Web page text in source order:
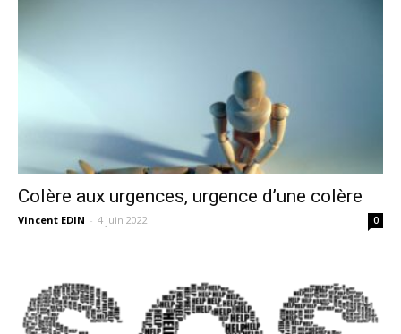
Colère aux urgences, urgence d’une colère
Vincent EDIN - 4 juin 2022 0